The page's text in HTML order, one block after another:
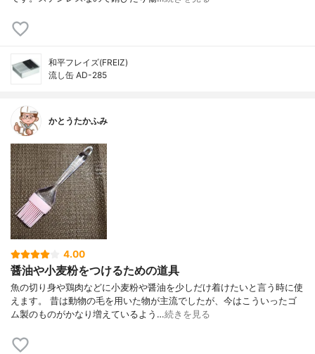
和平フレイズ(FREIZ)
流し缶 AD-285
かとうたかふみ
4.00
醤油や小麦粉をつけるための道具
魚の切り身や鶏肉などに小麦粉や醤油を少しだけ着けたいと言う時に使
えます。 昔は動物の毛を用いた物が主流でしたが、今はこういったゴ
ム製のものがかなり増えているよう…続きを見る